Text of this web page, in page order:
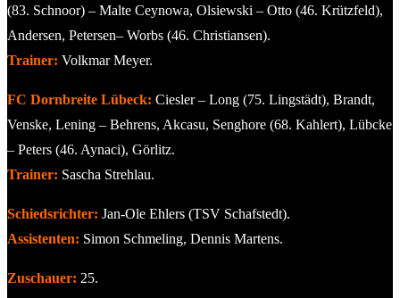
(83. Schnoor) – Malte Ceynowa, Olsiewski – Otto (46. Krützfeld),
Andersen, Petersen– Worbs (46. Christiansen).
Trainer: Volkmar Meyer.
FC Dornbreite Lübeck: Ciesler – Long (75. Lingstädt), Brandt,
Venske, Lening – Behrens, Akcasu, Senghore (68. Kahlert), Lübcke
– Peters (46. Aynaci), Görlitz.
Trainer: Sascha Strehlau.
Schiedsrichter: Jan-Ole Ehlers (TSV Schafstedt).
Assistenten: Simon Schmeling, Dennis Martens.
Zuschauer: 25.